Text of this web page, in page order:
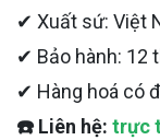
✔ Xuất sứ: Việt
✔ Bảo hành: 12
✔ Hàng hoá có
☎️ Liên hệ: trực